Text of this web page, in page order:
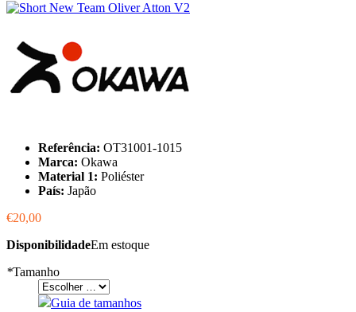
Referência: OT31001-1015
Marca: Okawa
Material 1: Poliéster
País: Japão
€20,00
DisponibilidadeEm estoque
*Tamanho
Guia de tamanhos